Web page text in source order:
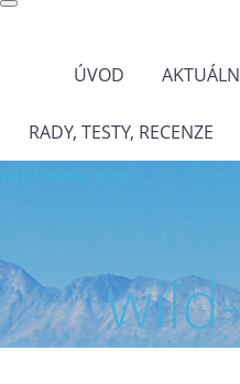
ÚVOD
RADY, TESTY, RECENZE